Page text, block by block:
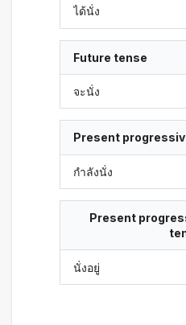
ได้นั่ง
Future tense
จะนั่ง
Present
กำลังนั่ง
Present
นั่งอยู่